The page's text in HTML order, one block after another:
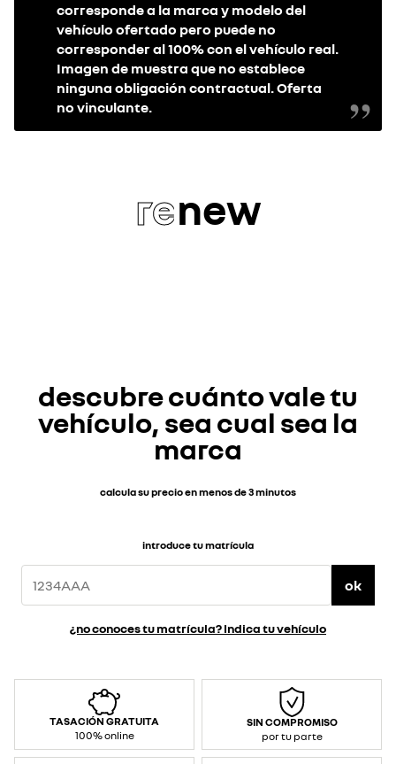
corresponde a la marca y modelo del
vehículo ofertado pero puede no
corresponder al 100% con el vehículo real.
Imagen de muestra que no establece
ninguna obligación contractual. Oferta
no vinculante.
renew
descubre cuánto vale tu
vehículo, sea cual sea la
marca
calcula su precio en menos de 3 minutos
introduce tu matrícula
ok
¿no conoces tu matrícula? Indica tu vehículo
TASACIÓN GRATUITA
100% online
SIN COMPROMISO
por tu parte